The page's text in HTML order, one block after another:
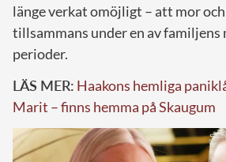
länge verkat omöjligt – att mor och
tillsammans under en av familjens
perioder.
LÄS MER: Haakons hemliga
Marit – finns hemma på Skaugum